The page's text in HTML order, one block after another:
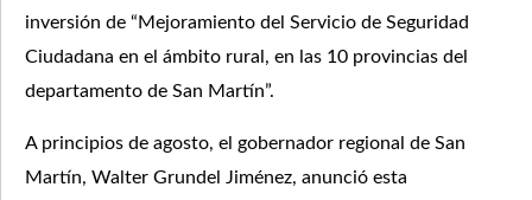
inversión de “Mejoramiento del Servicio de Seguridad
Ciudadana en el ámbito rural, en las 10 provincias del
departamento de San Martín”.
A principios de agosto, el gobernador regional de San
Martín, Walter Grundel Jiménez, anunció esta